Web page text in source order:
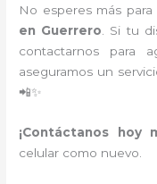
No esperes más para
en Guerrero. Si tu
contactarnos para
aseguramos un
📲✨
¡Contáctanos hoy
celular como nuevo.